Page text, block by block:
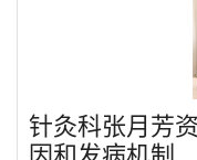
针灸科张月芳
因和发病机制